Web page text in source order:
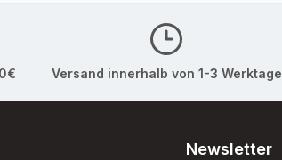
Versand innerhalb von 1-3 Werktage
Newsletter